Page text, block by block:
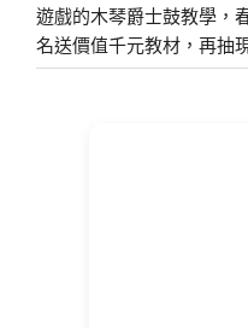
遊戲的木琴爵士鼓教學，
名送價值千元教材，再抽